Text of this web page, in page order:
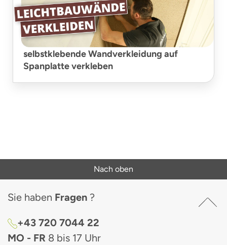
selbstklebende Wandverkleidung auf
Spanplatte verkleben
Nach oben
Sie haben Fragen ?
+43 720 7044 22
MO - FR 8 bis 17 Uhr